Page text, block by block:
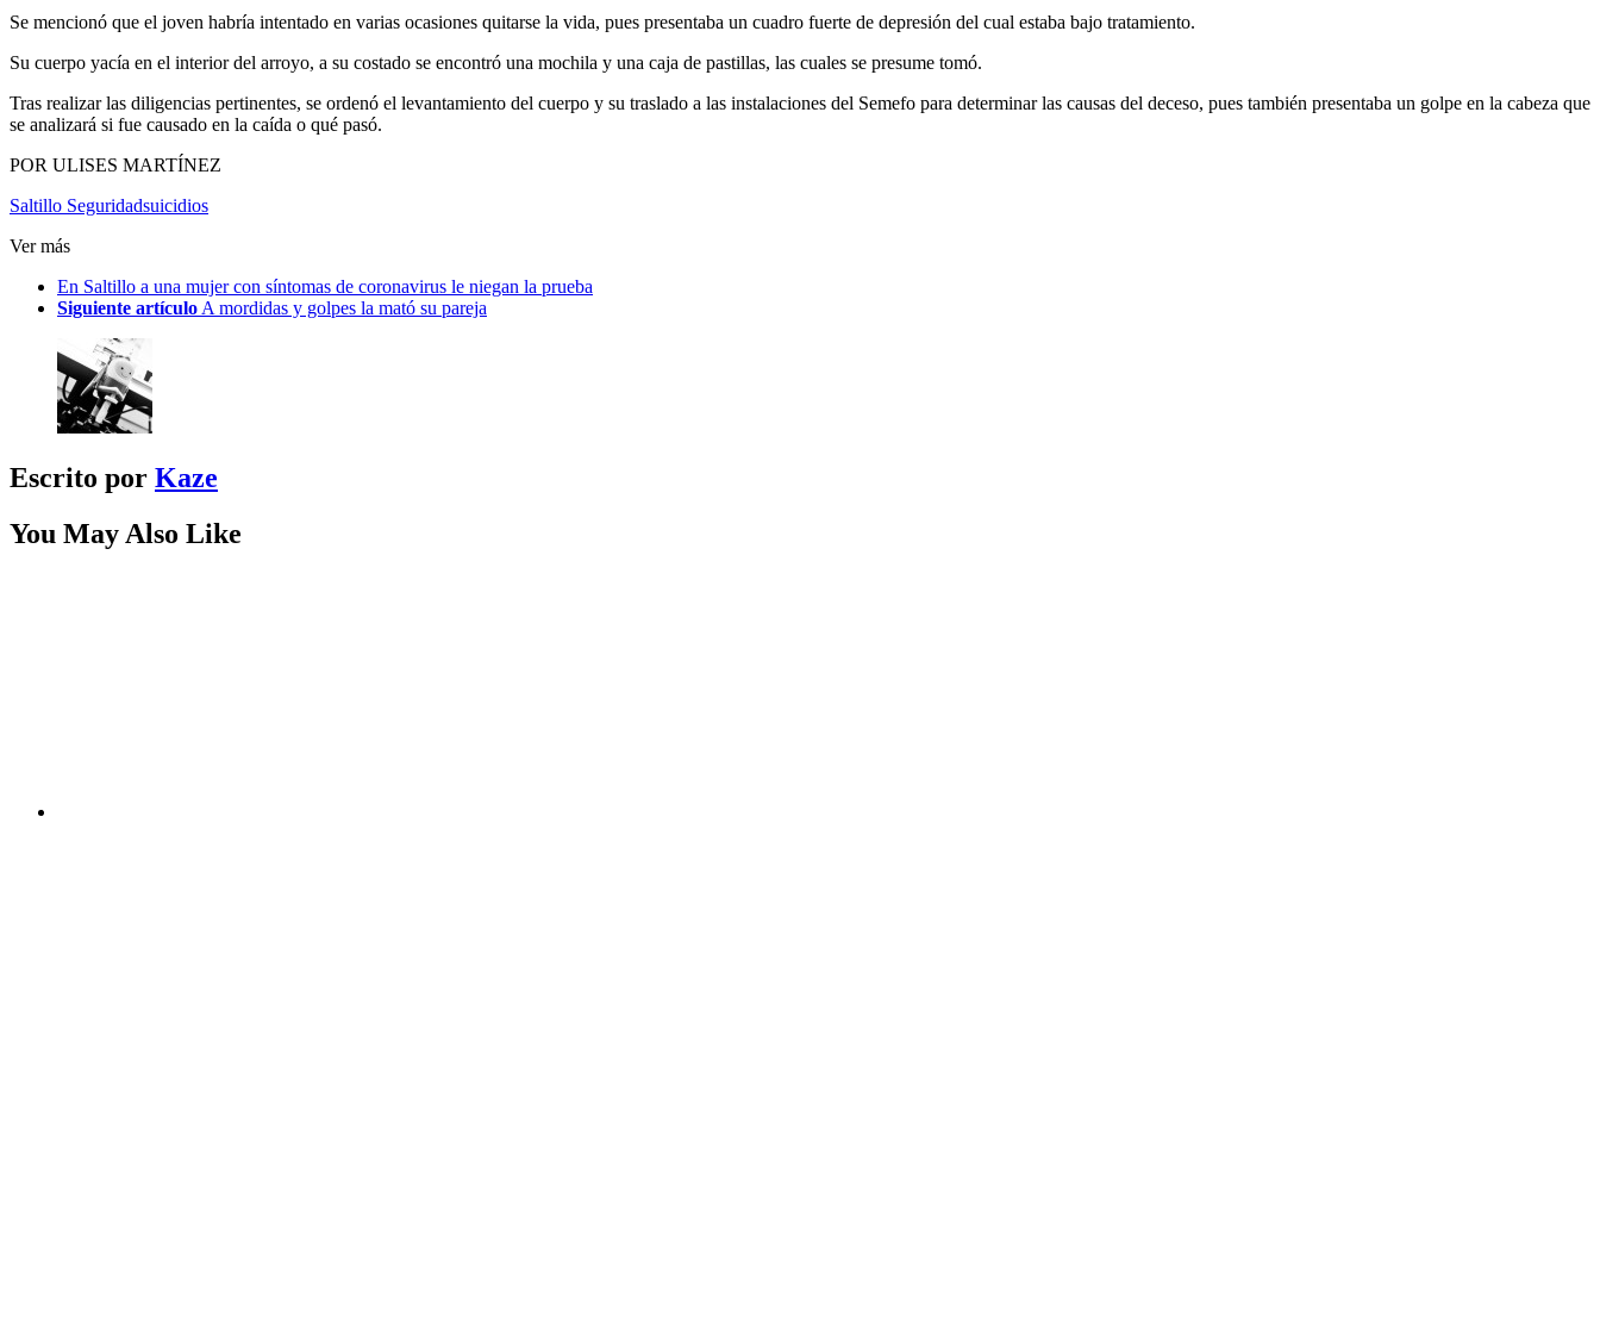
Se mencionó que el joven habría intentado en varias ocasiones quitarse la vida, pues presentaba un cuadro fuerte de depresión del cual estaba bajo tratamiento.
Su cuerpo yacía en el interior del arroyo, a su costado se encontró una mochila y una caja de pastillas, las cuales se presume tomó.
Tras realizar las diligencias pertinentes, se ordenó el levantamiento del cuerpo y su traslado a las instalaciones del Semefo para determinar las causas del deceso, pues también presentaba un golpe en la cabeza que
se analizará si fue causado en la caída o qué pasó.
POR ULISES MARTÍNEZ
Saltillo Seguridadsuicidios
Ver más
En Saltillo a una mujer con síntomas de coronavirus le niegan la prueba
Siguiente artículo A mordidas y golpes la mató su pareja
Escrito por Kaze
You May Also Like